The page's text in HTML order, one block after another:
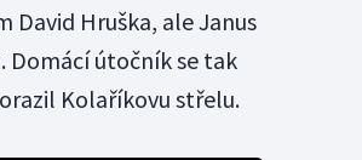
Hruška, ale Janus
Domácí útočník se tak
Kolaříkovu střelu.